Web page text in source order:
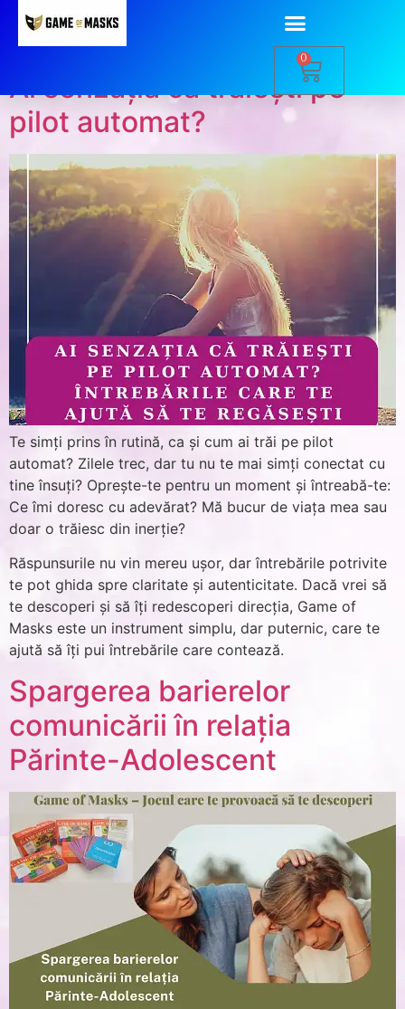
0
Autor: Ana Grecu
Ai senzația că trăiești pe
pilot automat?
Te simți prins în rutină, ca și cum ai trăi pe pilot
automat? Zilele trec, dar tu nu te mai simți conectat cu
tine însuți? Oprește-te pentru un moment și întreabă-te:
Ce îmi doresc cu adevărat? Mă bucur de viața mea sau
doar o trăiesc din inerție?
Răspunsurile nu vin mereu ușor, dar întrebările potrivite
te pot ghida spre claritate și autenticitate. Dacă vrei să
te descoperi și să îți redescoperi direcția, Game of
Masks este un instrument simplu, dar puternic, care te
ajută să îți pui întrebările care contează.
Spargerea barierelor
comunicării în relația
Părinte-Adolescent